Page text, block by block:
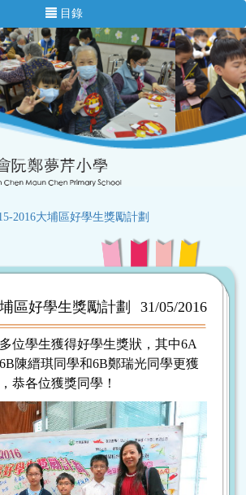
目錄
2016大埔區好學生獎勵計劃
區好學生獎勵計劃 31/05/2016
位學生獲得好學生獎狀，其中6A
陳縉琪同學和6B鄭瑞光同學更獲
恭各位獲獎同學！